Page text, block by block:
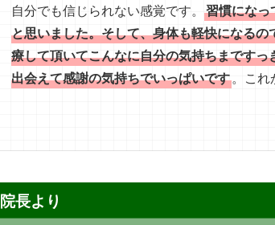
自分でも信じられない感覚です。 習慣にな
と思いました。そして、身体も軽快になる
療して頂いてこんなに自分の気持ちまです
出会えて感謝の気持ちでいっぱいです。これ
院長より